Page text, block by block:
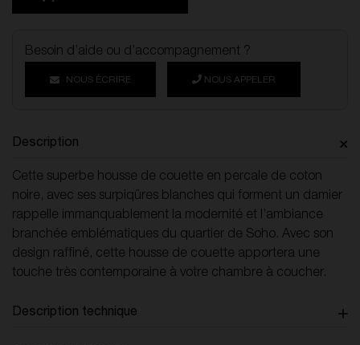
Besoin d’aide ou d’accompagnement ?
NOUS ÉCRIRE NOUS APPELER
Description
Cette superbe housse de couette en percale de coton
noire, avec ses surpiqûres blanches qui forment un damier
rappelle immanquablement la modernité et l’ambiance
branchée emblématiques du quartier de Soho. Avec son
design raffiné, cette housse de couette apportera une
touche très contemporaine à votre chambre à coucher.
Description technique